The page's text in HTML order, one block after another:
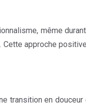
même
approche
transition en